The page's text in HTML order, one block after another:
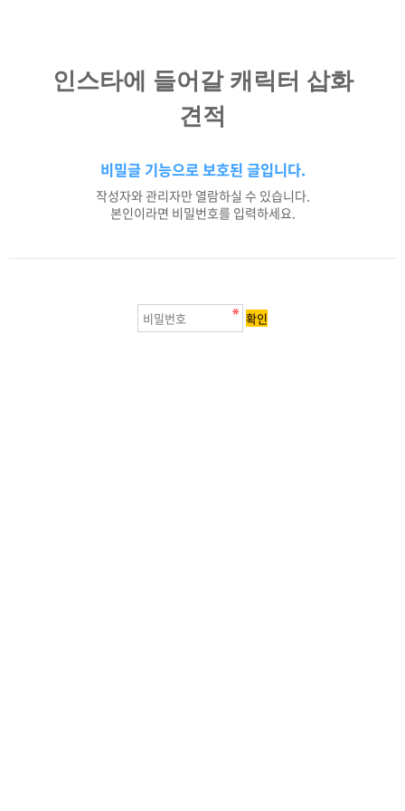
인스타에 들어갈 캐릭터 삽화
견적
비밀글 기능으로 보호된 글입니다.
작성자와 관리자만 열람하실 수 있습니다.
본인이라면 비밀번호를 입력하세요.